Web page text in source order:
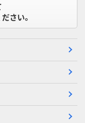
さい。